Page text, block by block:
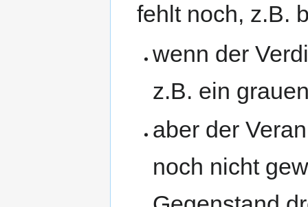
fehlt noch, z.B.
wenn der
z.B. ein
aber der
noch nicht